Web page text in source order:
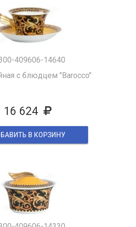
409606-14640
с блюдцем "Barocco"
16 624
В КОРЗИНУ